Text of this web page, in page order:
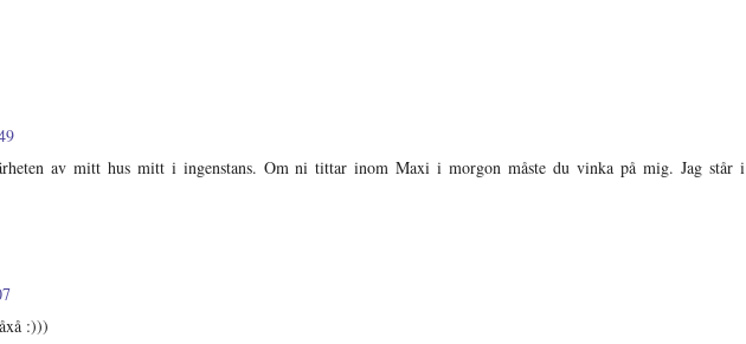
av mitt hus mitt i ingenstans. Om ni tittar inom Maxi i morgon måste du vinka på mig. Jag står i
:)))